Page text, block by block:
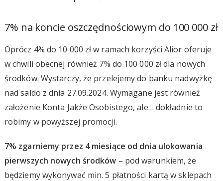
7% na koncie oszczędnościowym do 100 000 zł
Oprócz 4% do 10 000 zł w ramach korzyści Alior oferuje
w chwili obecnej również 7% do 100 000 zł dla nowych
środków. Wystarczy, że przelejemy do banku nadwyżkę
nad saldo z dnia 27.09.2024. Wymagane jest również
założenie Konta Jakże Osobistego, ale… dokładnie to
robimy w powyższej promocji.
7% zgarniemy przez 4 miesiące od dnia ulokowania
pierwszych nowych środków – pod warunkiem, że
będziemy wykonywać min. 5 płatności kartą w sklepach